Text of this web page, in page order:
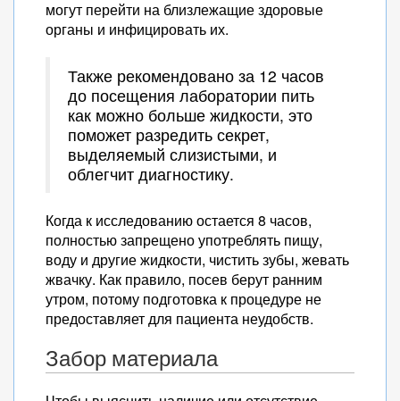
могут перейти на близлежащие здоровые
органы и инфицировать их.
Также рекомендовано за 12 часов
до посещения лаборатории пить
как можно больше жидкости, это
поможет разредить секрет,
выделяемый слизистыми, и
облегчит диагностику.
Когда к исследованию остается 8 часов,
полностью запрещено употреблять пищу,
воду и другие жидкости, чистить зубы, жевать
жвачку. Как правило, посев берут ранним
утром, потому подготовка к процедуре не
предоставляет для пациента неудобств.
Забор материала